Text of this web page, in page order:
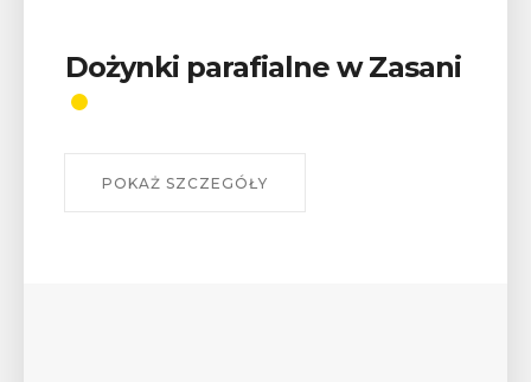
Wykład „Jak zdobyć
odznaki na myślenickich
W środę 12 sierpnia o godz. 17 w Miejskiej